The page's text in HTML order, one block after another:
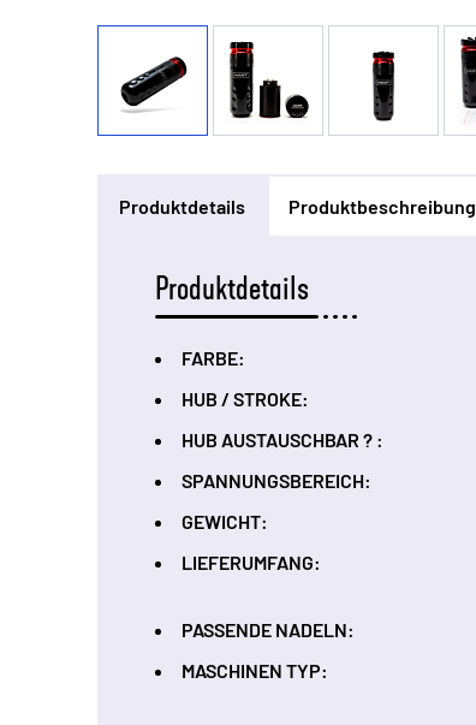
Produktdetails Produktbeschreibung
Produktdetails
FARBE:
HUB / STROKE:
HUB AUSTAUSCHBAR ? :
SPANNUNGSBEREICH:
GEWICHT:
LIEFERUMFANG:
PASSENDE NADELN:
MASCHINEN TYP: